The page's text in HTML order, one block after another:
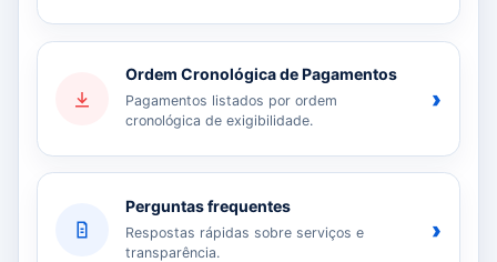
Ordem Cronológica de Pagamentos
Pagamentos listados por ordem
cronológica de exigibilidade.
›
Perguntas frequentes
Respostas rápidas sobre serviços e
transparência.
›